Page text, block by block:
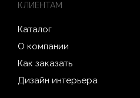
КЛИЕНТАМ
Каталог
О компании
Как заказать
Дизайн интерьера